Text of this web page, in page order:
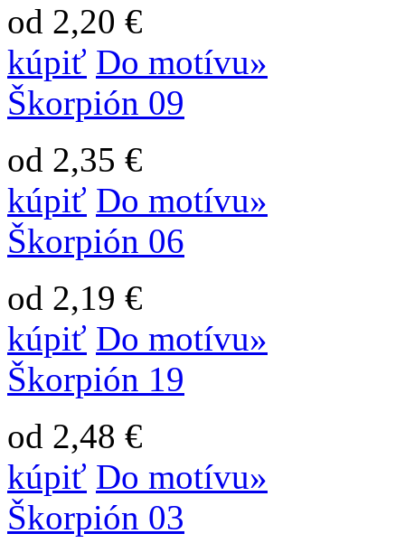
od 2,20 €
kúpiť Do motívu»
Škorpión 09
od 2,35 €
kúpiť Do motívu»
Škorpión 06
od 2,19 €
kúpiť Do motívu»
Škorpión 19
od 2,48 €
kúpiť Do motívu»
Škorpión 03